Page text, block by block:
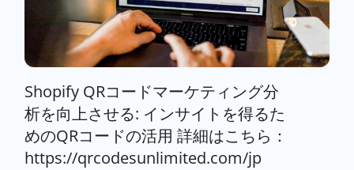
Shopify QRコードマーケティング分
析を向上させる: インサイトを得るた
めのQRコードの活用 詳細はこちら：
https://qrcodesunlimited.com/jp